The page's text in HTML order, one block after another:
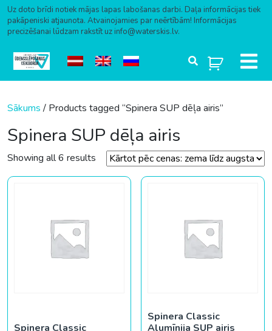
Uz doto brīdi notiek mājas lapas labošanas darbi. Daļa informācijas tiek
pakāpeniski atjaunota. Atvainojamies par neērtībām! Informācijas
precizēšanai lūdzam rakstīt uz info@waterskis.lv.
Sākums/ Products tagged “Spinera SUP dēļa airis”
Spinera SUP dēļa airis
Showing all 6 results Sorted by price: low to high
Spinera Classic
Spinera Classic
Alumīnija SUP airis